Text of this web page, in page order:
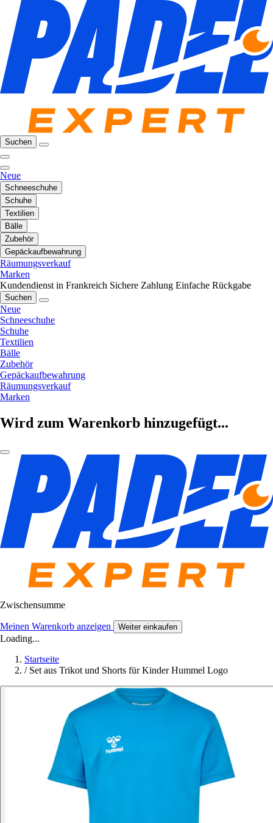
Suchen
Neue
Schneeschuhe
Schuhe
Textilien
Bälle
Zubehör
Gepäckaufbewahrung
Räumungsverkauf
Marken
Kundendienst in Frankreich Sichere Zahlung Einfache Rückgabe
Suchen
Neue
Schneeschuhe
Schuhe
Textilien
Bälle
Zubehör
Gepäckaufbewahrung
Räumungsverkauf
Marken
Wird zum Warenkorb hinzugefügt...
Zwischensumme
Meinen Warenkorb anzeigen Weiter einkaufen
Loading...
Startseite
/ Set aus Trikot und Shorts für Kinder Hummel Logo